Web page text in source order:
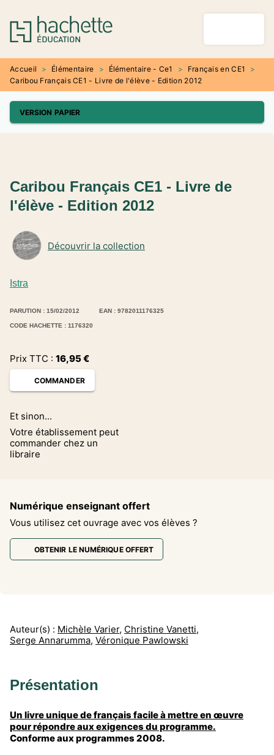
MENU RECHERCHE
PIED DE PAGE
Accueil > Élémentaire > Élémentaire - Ce1 > Français en CE1
>
Caribou Français CE1 - Livre de l'élève - Edition 2012
VERSION PAPIER
Istra
Découvrir la collection
Caribou Français CE1 - Livre de
l'élève - Edition 2012
PARUTION : 15/02/2012 EAN : 9782011176325
CODE HACHETTE : 1176320
Prix TTC : 16,95€
COMMANDER
Et sinon...
Votre établissement peut
commander chez un
libraire
Numérique enseignant offert
Vous utilisez cet ouvrage avec vos élèves ?
OBTENIR LE NUMÉRIQUE OFFERT
Auteur(s) : Michèle Varier, Christine Vanetti,
Serge Annarumma, Véronique Pawlowski
Présentation
Un livre unique de français facile à mettre en œuvre
pour répondre aux exigences du programme.
Conforme aux programmes 2008.